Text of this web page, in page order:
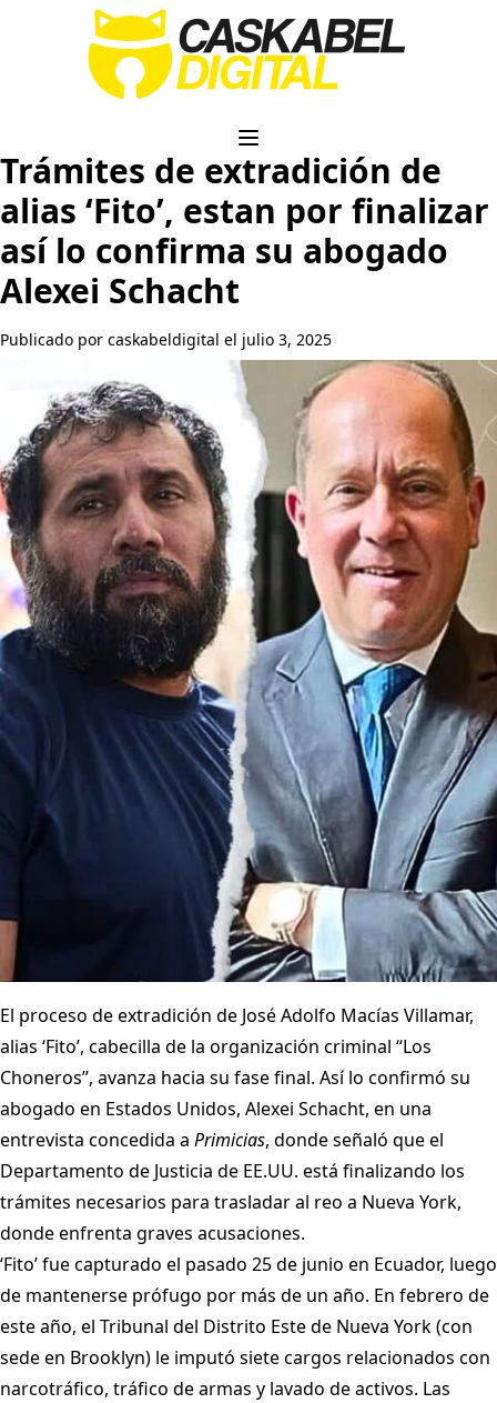
Trámites de extradición de
alias ‘Fito’, estan por finalizar
así lo confirma su abogado
Alexei Schacht
Publicado por caskabeldigital el julio 3, 2025
El proceso de extradición de José Adolfo Macías Villamar,
alias ‘Fito’, cabecilla de la organización criminal “Los
Choneros”, avanza hacia su fase final. Así lo confirmó su
abogado en Estados Unidos, Alexei Schacht, en una
entrevista concedida a Primicias, donde señaló que el
Departamento de Justicia de EE.UU. está finalizando los
trámites necesarios para trasladar al reo a Nueva York,
donde enfrenta graves acusaciones.
‘Fito’ fue capturado el pasado 25 de junio en Ecuador, luego
de mantenerse prófugo por más de un año. En febrero de
este año, el Tribunal del Distrito Este de Nueva York (con
sede en Brooklyn) le imputó siete cargos relacionados con
narcotráfico, tráfico de armas y lavado de activos. Las